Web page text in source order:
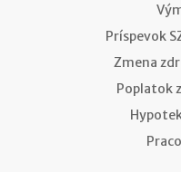
Príspevok
Zmena
Poplatok